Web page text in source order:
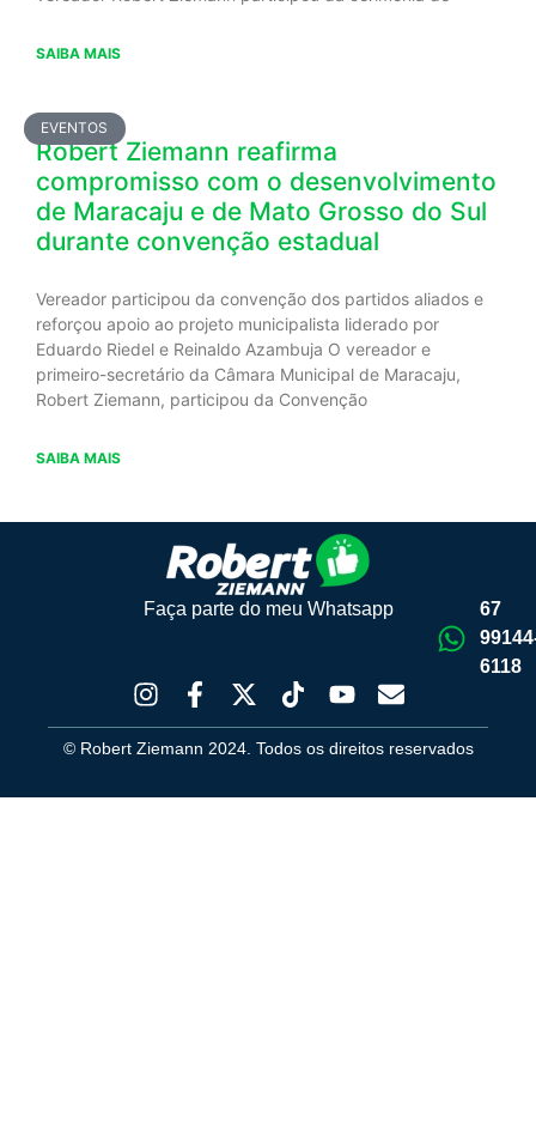
SAIBA MAIS
EVENTOS
Robert Ziemann reafirma
compromisso com o desenvolvimento
de Maracaju e de Mato Grosso do Sul
durante convenção estadual
Vereador participou da convenção dos partidos aliados e
reforçou apoio ao projeto municipalista liderado por
Eduardo Riedel e Reinaldo Azambuja O vereador e
primeiro-secretário da Câmara Municipal de Maracaju,
Robert Ziemann, participou da Convenção
SAIBA MAIS
Faça parte do meu Whatsapp
67
6118
© Robert Ziemann 2024. Todos os direitos reservados